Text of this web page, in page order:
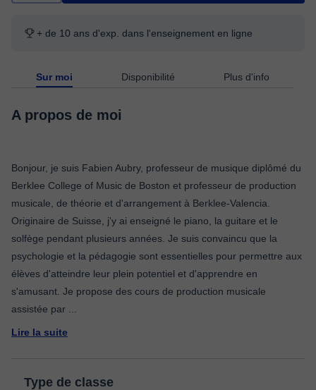
+ de 10 ans d'exp. dans l'enseignement en ligne
Sur moi Disponibilité Plus d'info
A propos de moi
Bonjour, je suis Fabien Aubry, professeur de musique diplômé du
Berklee College of Music de Boston et professeur de production
musicale, de théorie et d'arrangement à Berklee-Valencia.
Originaire de Suisse, j'y ai enseigné le piano, la guitare et le
solfège pendant plusieurs années. Je suis convaincu que la
psychologie et la pédagogie sont essentielles pour permettre aux
élèves d'atteindre leur plein potentiel et d'apprendre en
s'amusant. Je propose des cours de production musicale
assistée par
Lire la suite
Type de classe